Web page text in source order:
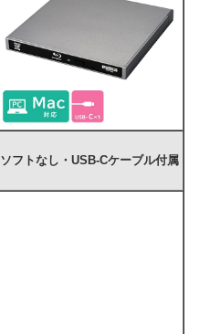
ソフトなし・USB-Cケーブル付属